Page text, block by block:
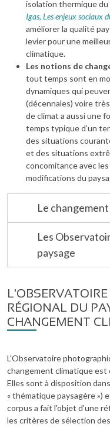
isolation thermique
Igas, Les enjeux sociaux
améliorer la qualité
levier pour une
climatique.
Les notions de
tout temps sont en
dynamiques qui
(décennales) voire
de climat a aussi une
temps typique d’un
des situations
et des situations
concomitance avec
modifications du
Le
Les
paysage
RÉGIONAL DU
CHANGEMENT
L'Observatoire
changement climatique est
Elles sont à disposition
« thématique paysagère »)
corpus a fait l'objet d'une
les critères de sélection